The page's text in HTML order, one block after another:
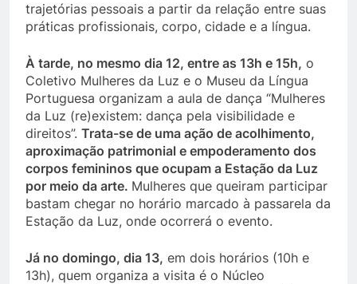
trajetórias pessoais a partir da relação entre suas
práticas profissionais, corpo, cidade e a língua.
À tarde, no mesmo dia 12, entre as 13h e 15h, o
Coletivo Mulheres da Luz e o Museu da Língua
Portuguesa organizam a aula de dança “Mulheres
da Luz (re)existem: dança pela visibilidade e
direitos”. Trata-se de uma ação de acolhimento,
aproximação patrimonial e empoderamento dos
corpos femininos que ocupam a Estação da Luz
por meio da arte. Mulheres que queiram participar
bastam chegar no horário marcado à passarela da
Estação da Luz, onde ocorrerá o evento.
Já no domingo, dia 13, em dois horários (10h e
13h), quem organiza a visita é o Núcleo